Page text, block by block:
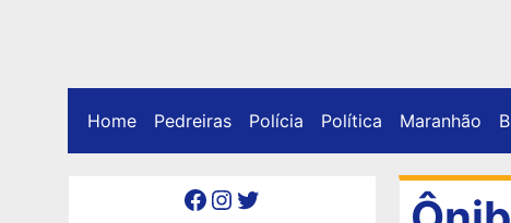
Home Pedreiras Polícia Política Maranhão
Facebook Instagram Twitter